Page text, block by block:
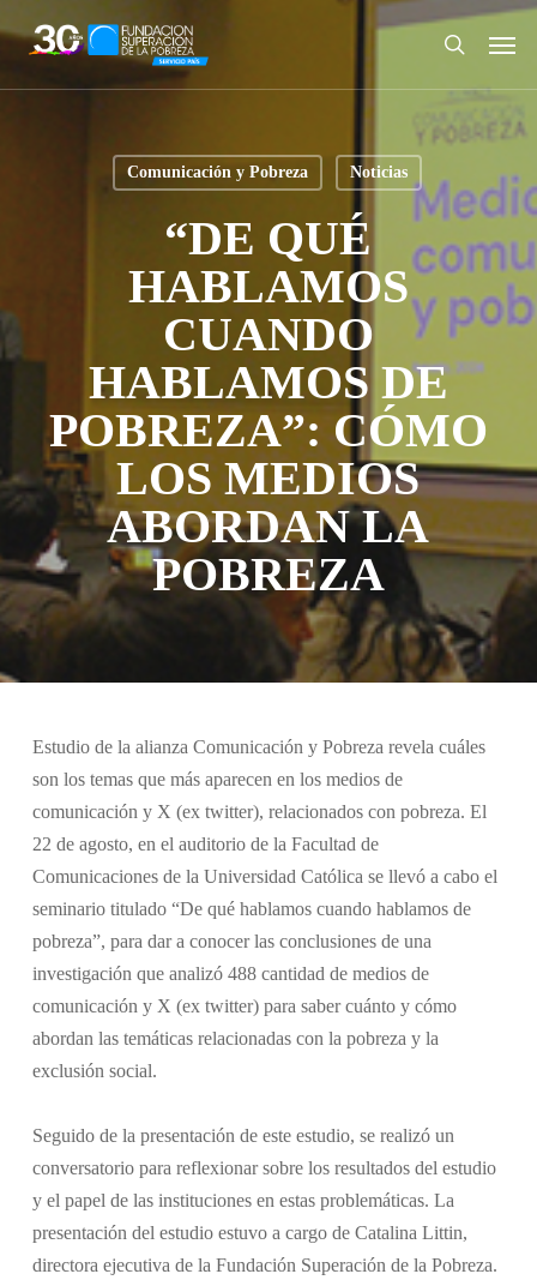
search
Menu
Comunicación y Pobreza Noticias
“DE QUÉ
HABLAMOS
CUANDO
HABLAMOS DE
POBREZA”: CÓMO
LOS MEDIOS
ABORDAN LA
POBREZA
Estudio de la alianza Comunicación y Pobreza revela cuáles
son los temas que más aparecen en los medios de
comunicación y X (ex twitter), relacionados con pobreza. El
22 de agosto, en el auditorio de la Facultad de
Comunicaciones de la Universidad Católica se llevó a cabo el
seminario titulado “De qué hablamos cuando hablamos de
pobreza”, para dar a conocer las conclusiones de una
investigación que analizó 488 cantidad de medios de
comunicación y X (ex twitter) para saber cuánto y cómo
abordan las temáticas relacionadas con la pobreza y la
exclusión social.
Seguido de la presentación de este estudio, se realizó un
conversatorio para reflexionar sobre los resultados del estudio
y el papel de las instituciones en estas problemáticas. La
presentación del estudio estuvo a cargo de Catalina Littin,
directora ejecutiva de la Fundación Superación de la Pobreza.